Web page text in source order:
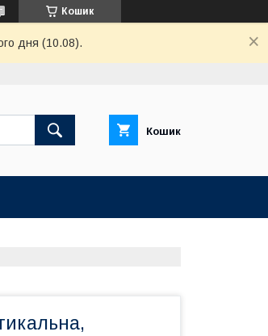
Кошик
дня (10.08).
Кошик